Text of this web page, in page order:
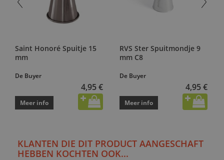
Saint Honoré Spuitje 15
mm
De Buyer
4,95 €
Meer info
RVS Ster Spuitmondje 9
mm C8
De Buyer
4,95 €
Meer info
KLANTEN DIE DIT PRODUCT AANGESCHAFT
HEBBEN KOCHTEN OOK...